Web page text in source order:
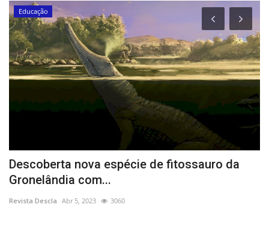
Educação
Descoberta nova espécie de fitossauro da
Gronelândia com...
Revista Descla Abr 5, 2023 3060